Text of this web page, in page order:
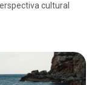
cultural